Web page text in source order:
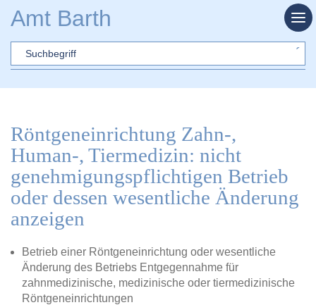
Amt Barth
Sword
Röntgeneinrichtung Zahn-,
Human-, Tiermedizin: nicht
genehmigungspflichtigen Betrieb
oder dessen wesentliche Änderung
anzeigen
Betrieb einer Röntgeneinrichtung oder wesentliche
Änderung des Betriebs Entgegennahme für
zahnmedizinische, medizinische oder tiermedizinische
Röntgeneinrichtungen